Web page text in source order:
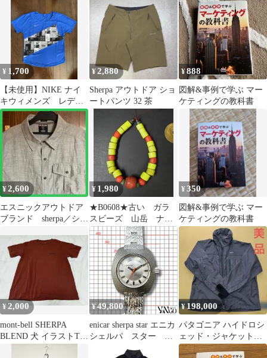
ビーズ 珊瑚模倣
¥ 1,700
【未使用】NIKE ナイ
キウィメンズ レディ
ース Tシャツ Mサイ
ズ
¥2,880
Sherpa アウトドア ショ
ートパンツ 32 茶
¥888
図解&事例で学ぶ マー
ケティングの教科書
¥2,600
エスニックアウトドア
ブランド sherpa／シェ
キゾチック
¥ 1,980
★B0608★古い ガラ
スビーズ 山岳 ナガ
族 シェルパ族 エス
ニック
¥350
図解&事例で学ぶ マー
ケティングの教科書
¥2,000
mont-bell SHERPA
BLEND 犬 イラストTシ
¥49,800
enicar sherpa star エニカ
シェルパ スター レ
¥198,000
パタゴニア ハイドロシ
ェッド・ジャケット
M フィッシング